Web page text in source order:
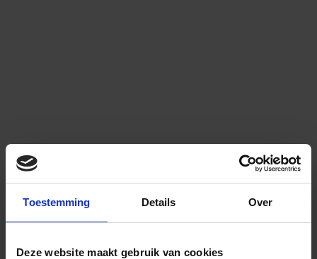
Toestemming Details Over
Deze website maakt gebruik van cookies